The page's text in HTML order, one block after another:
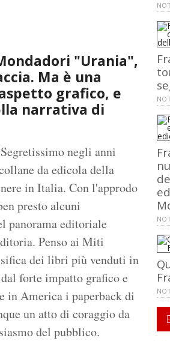
"Urania",
Ma è una
grafico, e
narrativa di
negli anni
da edicola della
in Italia. Con l'approdo
presto alcuni
panorama editoriale
Penso ai Miti
dei libri più venduti in
forte impatto grafico e
in America i paperback di
un atto di coraggio da
del pubblico.